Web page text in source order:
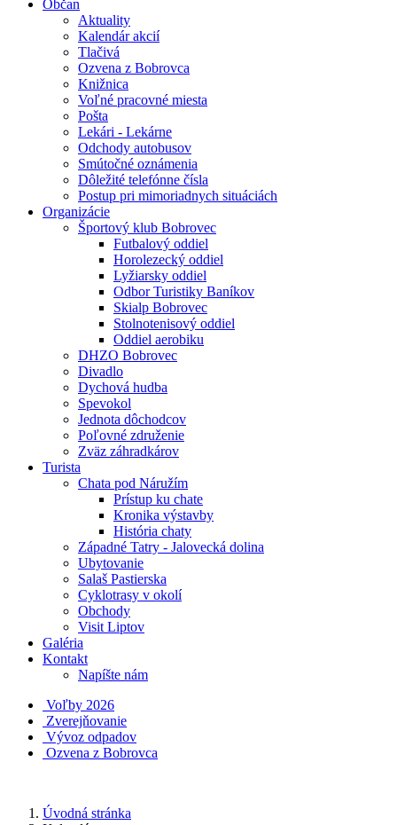
Občan
Aktuality
Kalendár akcií
Tlačivá
Ozvena z Bobrovca
Knižnica
Voľné pracovné miesta
Pošta
Lekári - Lekárne
Odchody autobusov
Smútočné oznámenia
Dôležité telefónne čísla
Postup pri mimoriadnych situáciách
Organizácie
Športový klub Bobrovec
Futbalový oddiel
Horolezecký oddiel
Lyžiarsky oddiel
Odbor Turistiky Baníkov
Skialp Bobrovec
Stolnotenisový oddiel
Oddiel aerobiku
DHZO Bobrovec
Divadlo
Dychová hudba
Spevokol
Jednota dôchodcov
Poľovné združenie
Zväz záhradkárov
Turista
Chata pod Náružím
Prístup ku chate
Kronika výstavby
História chaty
Západné Tatry - Jalovecká dolina
Ubytovanie
Salaš Pastierska
Cyklotrasy v okolí
Obchody
Visit Liptov
Galéria
Kontakt
Napíšte nám
Voľby 2026
Zverejňovanie
Vývoz odpadov
Ozvena z Bobrovca
Úvodná stránka